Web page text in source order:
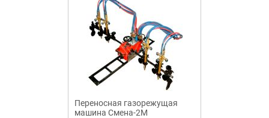
Переносная газорежущая
машина Смена-2М